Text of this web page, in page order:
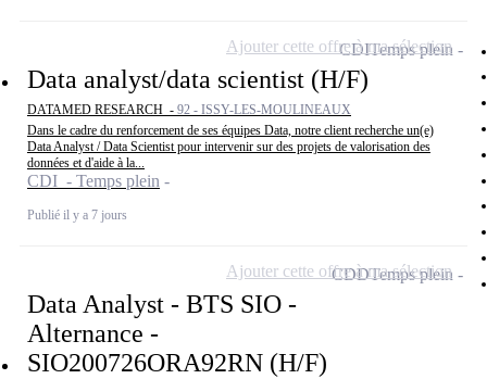
Data analyst/data scientist (H/F)
DATAMED RESEARCH - 92 - ISSY-LES-MOULINEAUX
Dans le cadre du renforcement de ses équipes Data, notre client recherche un(e)
Data Analyst / Data Scientist pour intervenir sur des projets de valorisation des
données et d'aide à la...
CDI - Temps plein
Publié il y a 7 jours
CDITemps plein
Ajouter cette offre à ma sélection
Data Analyst - BTS SIO -
Alternance -
SIO200726ORA92RN (H/F)
CDDTemps plein
Ajouter cette offre à ma sélection